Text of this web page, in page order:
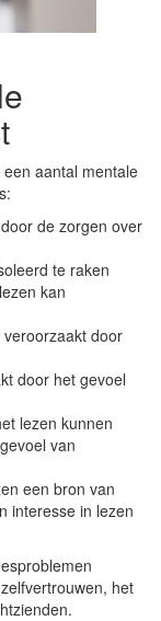
aantal mentale
de zorgen over
te raken
kan
door
door het gevoel
lezen kunnen
van
een bron van
interesse in lezen
het